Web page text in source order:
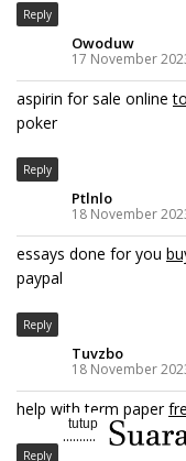
Reply
Owoduw
17 November
aspirin for sale online
poker
Reply
Ptlnlo
18 November
essays done for you
paypal
Reply
Tuvzbo
18 November
help with term paper
Reply
tutup
..........